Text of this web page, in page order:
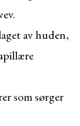
av huden,
som sørger